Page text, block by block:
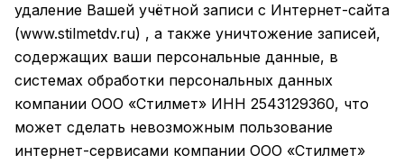
удаление Вашей учётной записи с Интернет-сайта
(www.stilmetdv.ru) , а также уничтожение записей,
содержащих ваши персональные данные, в
системах обработки персональных данных
компании ООО «Стилмет» ИНН 2543129360, что
может сделать невозможным пользование
интернет-сервисами компании ООО «Стилмет»